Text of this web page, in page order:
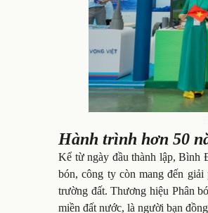
Hành trình hơn 50
Kể từ ngày đầu thành lập, Bình
bón, công ty còn mang đến
trường đất. Thương hiệu Phân
miền đất nước, là người bạn